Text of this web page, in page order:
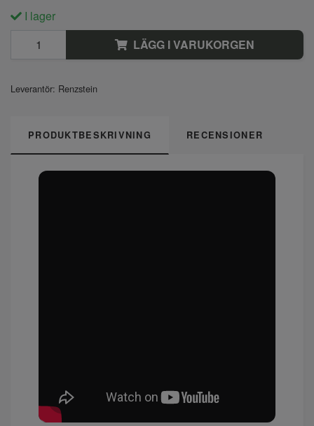
I lager
LÄGG I VARUKORGEN
Leverantör: Renzstein
PRODUKTBESKRIVNING RECENSIONER